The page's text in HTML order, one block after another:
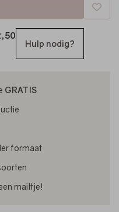
Hulp nodig?
GRATIS
formaat
mailtje!